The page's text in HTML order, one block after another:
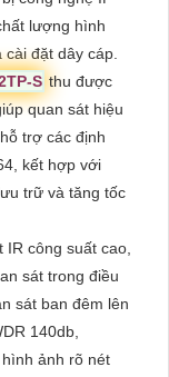
lượng hình
đặt dây cáp.
S thu được
quan sát hiệu
trợ các định
kết hợp với
trữ và tăng tốc
công suất cao,
sát trong điều
sát ban đêm lên
140db,
ảnh rõ nét